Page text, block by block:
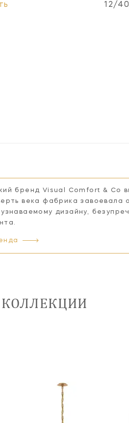
12/
бренд Visual Comfort & Co
века фабрика завоевала
дизайну,